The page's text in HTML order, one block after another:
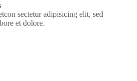
sectetur adipisicing elit, sed
et dolore.